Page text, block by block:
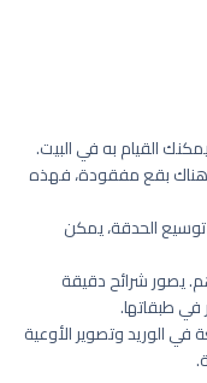
القيام به في البيت.
بقع مفقودة، فهذه
الحدقة، يمكن
يصور شرائح دقيقة
طبقاتها.
الوريد وتصوير الأوعية